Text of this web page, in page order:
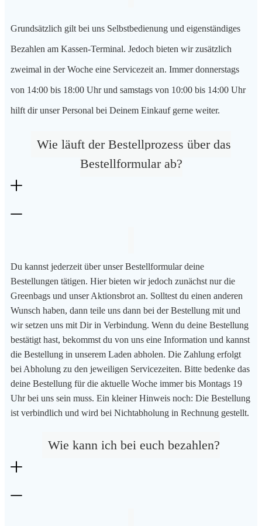
Grundsätzlich gilt bei uns Selbstbedienung und eigenständiges
Bezahlen am Kassen-Terminal. Jedoch bieten wir zusätzlich
zweimal in der Woche eine Servicezeit an. Immer donnerstags
von 14:00 bis 18:00 Uhr und samstags von 10:00 bis 14:00 Uhr
hilft dir unser Personal bei Deinem Einkauf gerne weiter.
Wie läuft der Bestellprozess über das
Bestellformular ab?
Du kannst jederzeit über unser Bestellformular deine
Bestellungen tätigen. Hier bieten wir jedoch zunächst nur die
Greenbags und unser Aktionsbrot an. Solltest du einen anderen
Wunsch haben, dann teile uns dann bei der Bestellung mit und
wir setzen uns mit Dir in Verbindung. Wenn du deine Bestellung
bestätigt hast, bekommst du von uns eine Information und kannst
die Bestellung in unserem Laden abholen. Die Zahlung erfolgt
bei Abholung zu den jeweiligen Servicezeiten. Bitte bedenke das
deine Bestellung für die aktuelle Woche immer bis Montags 19
Uhr bei uns sein muss. Ein kleiner Hinweis noch: Die Bestellung
ist verbindlich und wird bei Nichtabholung in Rechnung gestellt.
Wie kann ich bei euch bezahlen?